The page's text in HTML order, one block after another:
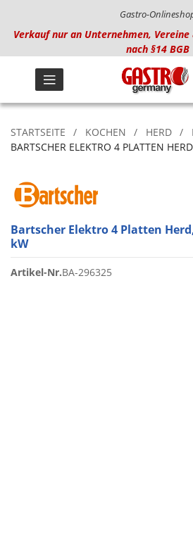
Gastro-
Verkauf nur an Unternehmen,
nach §14 BGB
STARTSEITE KOCHEN HERD
BARTSCHER ELEKTRO 4 PLATTEN
Bartscher Elektro 4 Platten
kW
Artikel-Nr.BA-296325